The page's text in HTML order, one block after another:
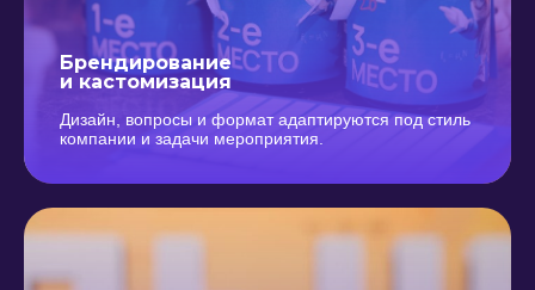
Брендирование
и кастомизация
Дизайн, вопросы и формат адаптируются под стиль
компании и задачи мероприятия.